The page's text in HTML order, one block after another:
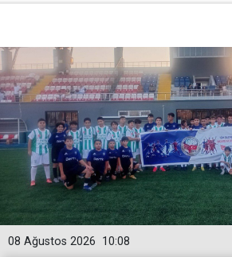
10:08
08 Ağustos 2026